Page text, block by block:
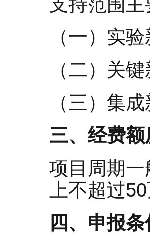
（一）实
（二）关
（三）集
三、经费额
项目周期
上不超过
四、申报